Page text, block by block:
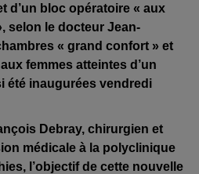
d’un bloc opératoire « aux
selon le docteur Jean-
« grand confort » et
femmes atteintes d’un
été inaugurées vendredi
Debray, chirurgien et
médicale à la polyclinique
l’objectif de cette nouvelle